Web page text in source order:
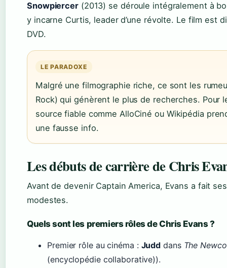
Snowpiercer(2013) se déroule intégralement à
y incarne Curtis, leader d’une révolte. Le film est
DVD.
LE PARADOXE
Malgré une filmographie riche, ce sont les
Rock) qui génèrent le plus de recherches. Pour
source fiable comme AlloCiné ou Wikipédia
une fausse info.
Les débuts de carrière de Chris
Avant de devenir Captain America, Evans a fait
modestes.
Quels sont les premiers rôles de Chris Evans ?
Premier rôle au cinéma : Judd dans The
(encyclopédie collaborative)).